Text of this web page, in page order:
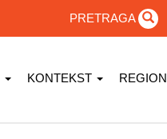
PRETRAGA
KONTEKST REGION